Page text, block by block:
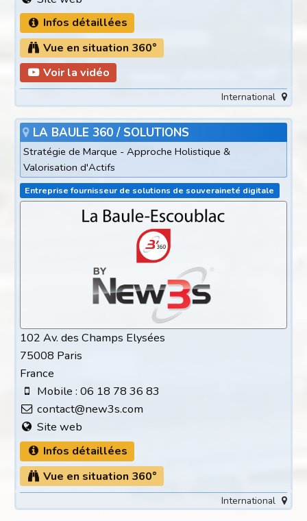
Infos détaillées
Vue en situation 360°
Voir la vidéo
International
LA BAULE 360 / SOLUTIONS
Stratégie de Marque - Approche Holistique &
Valorisation d'Actifs
Entreprise fournisseur de solutions de souveraineté digitale
102 Av. des Champs Elysées
75008 Paris
France
Mobile : 06 18 78 36 83
contact@new3s.com
Site web
Infos détaillées
Vue en situation 360°
International